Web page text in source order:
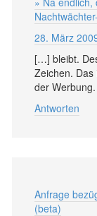
28. März
[…] bleibt.
Zeichen. Das
der
Antworten
Anfrage
(beta)